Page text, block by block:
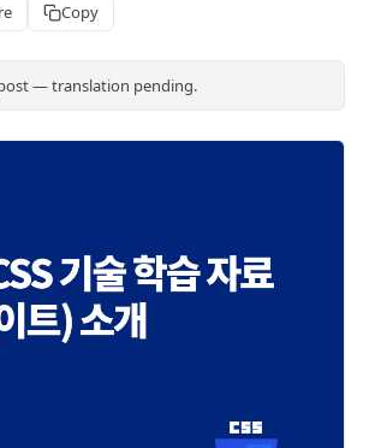
Copy
— translation pending.